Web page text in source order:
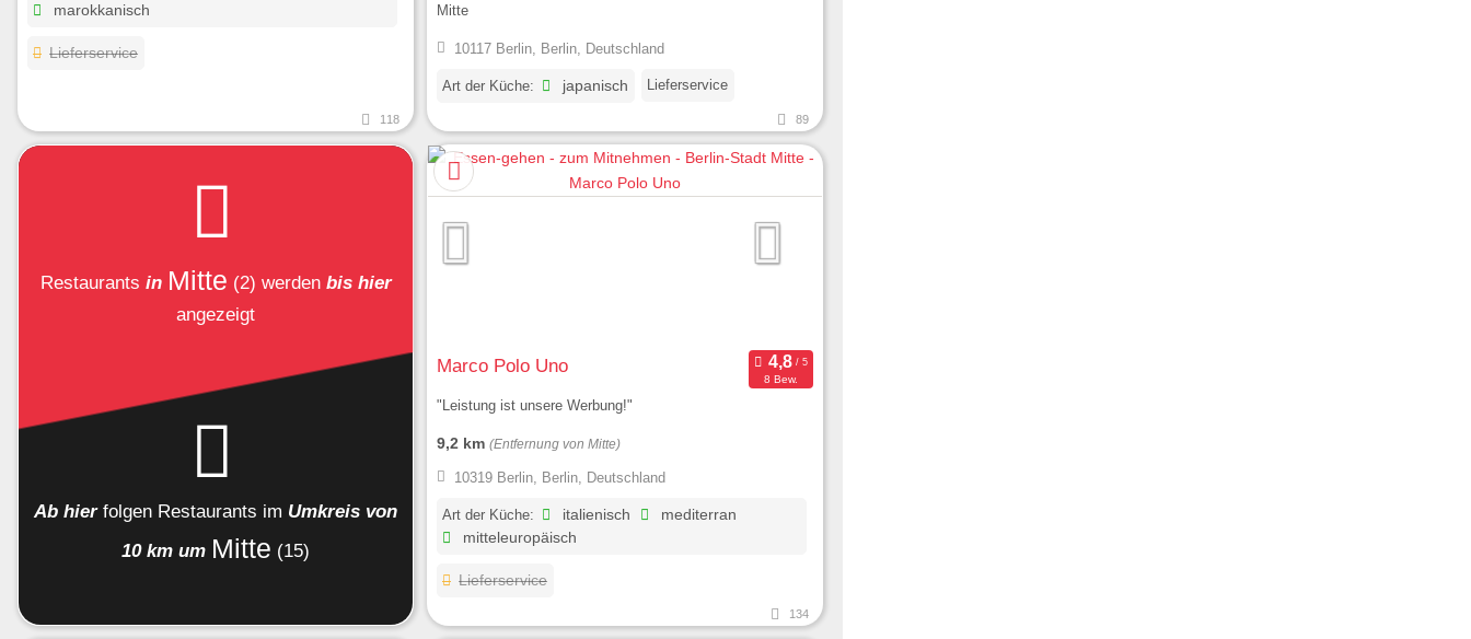
marokkanisch
Lieferservice
118
Mitte
10117 Berlin, Berlin, Deutschland
Art der Küche: japanisch Lieferservice
89
Restaurants in Mitte (2) werden bis hier
angezeigt
Ab hier folgen Restaurants im Umkreis von
10 km um Mitte (15)
Marco Polo Uno
8 Bew.
"Leistung ist unsere Werbung!"
9,2 km (Entfernung von Mitte)
10319 Berlin, Berlin, Deutschland
Art der Küche: italienisch
mediterran
mitteleuropäisch
Lieferservice
134